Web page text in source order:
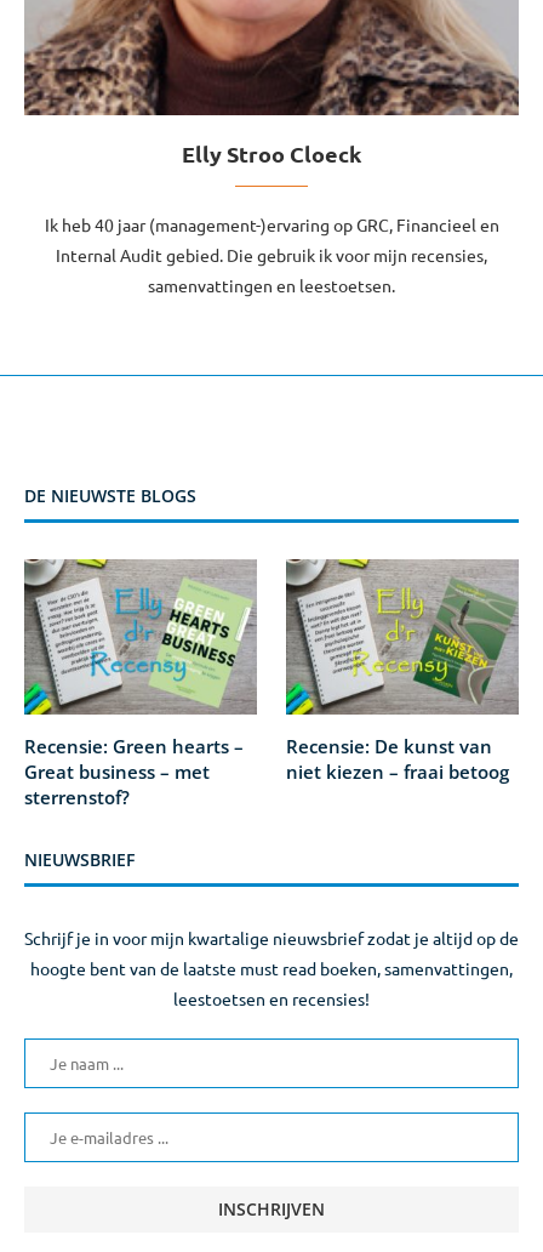
Elly Stroo Cloeck
Ik heb 40 jaar (management-)ervaring op GRC, Financieel en
Internal Audit gebied. Die gebruik ik voor mijn recensies,
samenvattingen en leestoetsen.
DE NIEUWSTE BLOGS
Recensie: Green hearts –
Great business – met
sterrenstof?
Recensie: De kunst van
niet kiezen – fraai betoog
NIEUWSBRIEF
Schrijf je in voor mijn kwartalige nieuwsbrief zodat je altijd op de
hoogte bent van de laatste must read boeken, samenvattingen,
leestoetsen en recensies!